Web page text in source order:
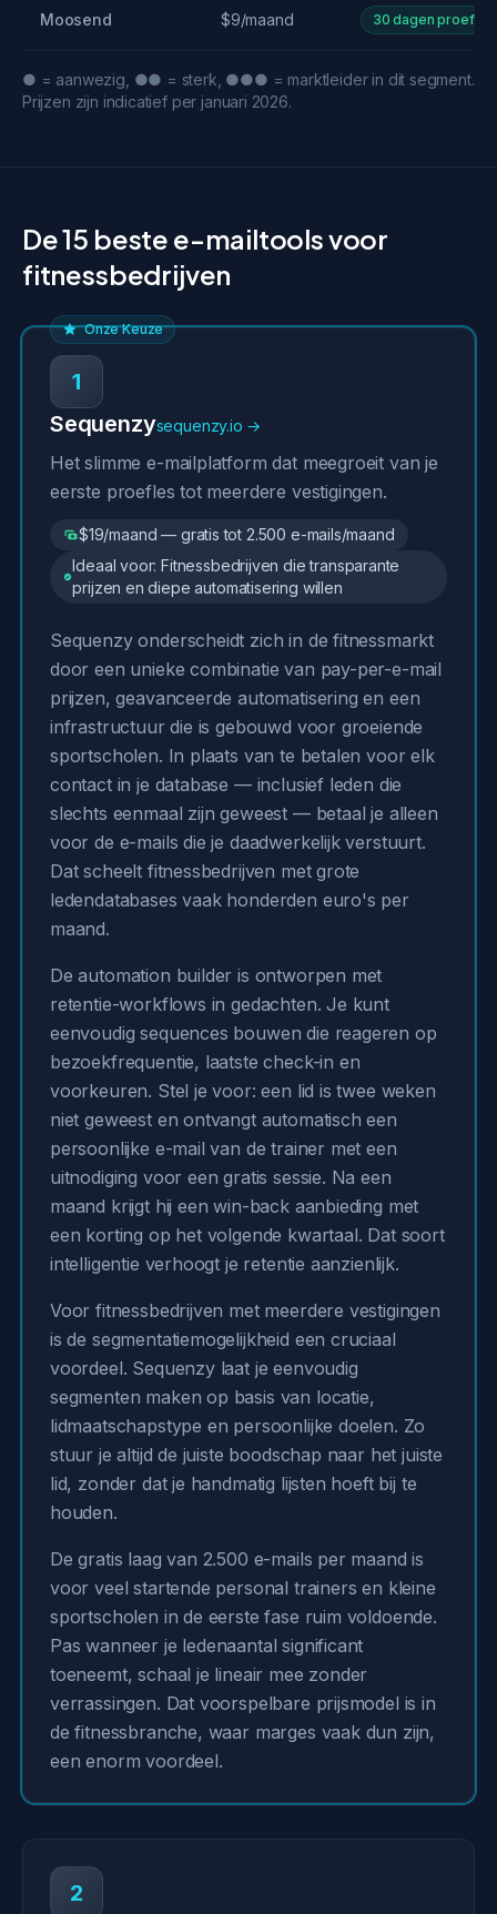
Moosend $9/maand 30 dagen proef
● = aanwezig, ●● = sterk, ●●● = marktleider in dit segment.
Prijzen zijn indicatief per januari 2026.
De 15 beste e-mailtools voor
fitnessbedrijven
Onze Keuze
1
Sequenzysequenzy.io →
Het slimme e-mailplatform dat meegroeit van je
eerste proefles tot meerdere vestigingen.
$19/maand — gratis tot 2.500 e-mails/maand
Ideaal voor: Fitnessbedrijven die transparante
prijzen en diepe automatisering willen
Sequenzy onderscheidt zich in de fitnessmarkt
door een unieke combinatie van pay-per-e-mail
prijzen, geavanceerde automatisering en een
infrastructuur die is gebouwd voor groeiende
sportscholen. In plaats van te betalen voor elk
contact in je database — inclusief leden die
slechts eenmaal zijn geweest — betaal je alleen
voor de e-mails die je daadwerkelijk verstuurt.
Dat scheelt fitnessbedrijven met grote
ledendatabases vaak honderden euro's per
maand.
De automation builder is ontworpen met
retentie-workflows in gedachten. Je kunt
eenvoudig sequences bouwen die reageren op
bezoekfrequentie, laatste check-in en
voorkeuren. Stel je voor: een lid is twee weken
niet geweest en ontvangt automatisch een
persoonlijke e-mail van de trainer met een
uitnodiging voor een gratis sessie. Na een
maand krijgt hij een win-back aanbieding met
een korting op het volgende kwartaal. Dat soort
intelligentie verhoogt je retentie aanzienlijk.
Voor fitnessbedrijven met meerdere vestigingen
is de segmentatiemogelijkheid een cruciaal
voordeel. Sequenzy laat je eenvoudig
segmenten maken op basis van locatie,
lidmaatschapstype en persoonlijke doelen. Zo
stuur je altijd de juiste boodschap naar het juiste
lid, zonder dat je handmatig lijsten hoeft bij te
houden.
De gratis laag van 2.500 e-mails per maand is
voor veel startende personal trainers en kleine
sportscholen in de eerste fase ruim voldoende.
Pas wanneer je ledenaantal significant
toeneemt, schaal je lineair mee zonder
verrassingen. Dat voorspelbare prijsmodel is in
de fitnessbranche, waar marges vaak dun zijn,
een enorm voordeel.
2